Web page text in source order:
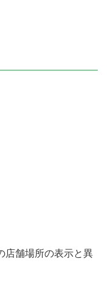
店舗場所の表示と異